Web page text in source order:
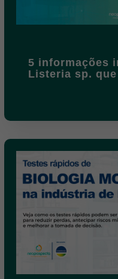
5 informações
Listeria sp.